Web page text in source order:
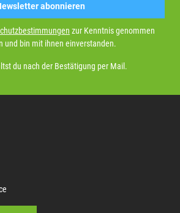
abonnieren
zur Kenntnis genommen
und bin mit ihnen einverstanden.
du nach der Bestätigung per Mail.